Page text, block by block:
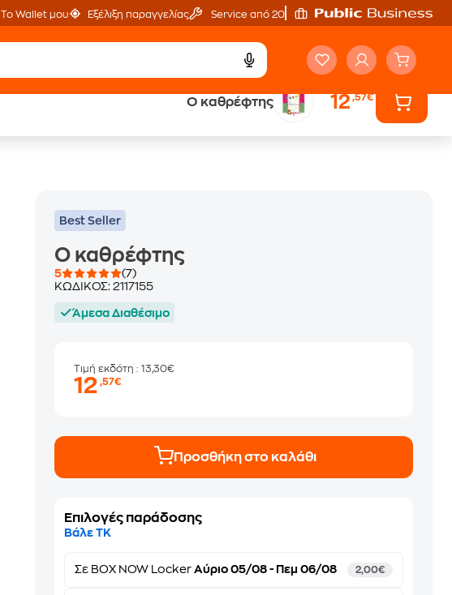
Το Wallet μου Εξέλιξη παραγγελίας Service από 20'
Ο καθρέφτης 12,57€
Έλα στον κόσμο
Best Seller
Ο καθρέφτης
5
(7)
ΚΩΔΙΚΟΣ:2117155
Άμεσα Διαθέσιμο
Τιμή εκδότη: 13,30€
12,57€
Προσθήκη στο καλάθι
Επιλογές παράδοσης
Βάλε ΤΚ
Σε BOX NOW Locker Αύριο 05/08 - Πεμ 06/08 2,00€